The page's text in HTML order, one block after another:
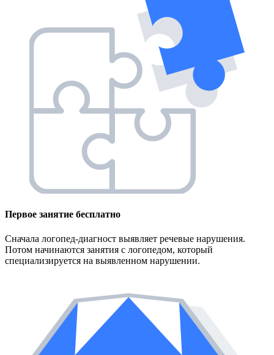
Первое занятие бесплатно
Сначала логопед-диагност выявляет речевые нарушения.
Потом начинаются занятия с логопедом, который
специализируется на выявленном нарушении.